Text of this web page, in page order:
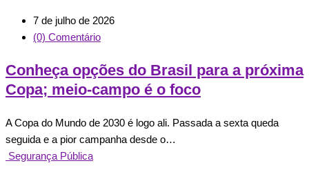
7 de julho de 2026
(0) Comentário
Conheça opções do Brasil para a próxima
Copa; meio-campo é o foco
A Copa do Mundo de 2030 é logo ali. Passada a sexta queda
seguida e a pior campanha desde o…
Segurança Pública